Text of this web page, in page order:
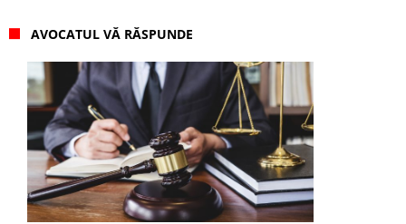
AVOCATUL VĂ RĂSPUNDE